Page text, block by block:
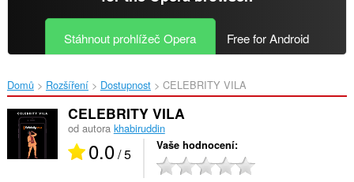
Stáhnout prohlížeč Opera Free for Android
Domů Rozšíření Dostupnost CELEBRITY VILA‎
CELEBRITY VILA
od autora khabiruddin
0.0/ 5 Vaše hodnocení